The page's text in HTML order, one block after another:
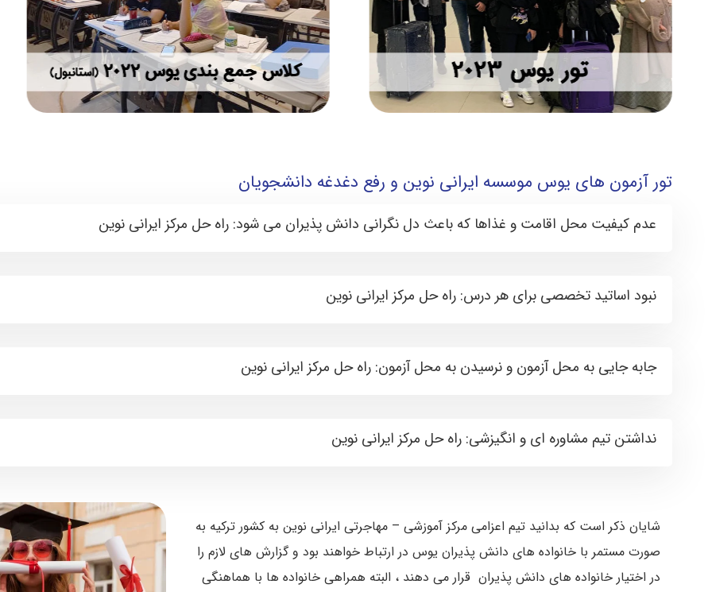
تور آزمون های یوس موسسه ایرانی نوین و رفع دغدغه دانشجویان
عدم کیفیت محل اقامت و غذاها که باعث دل نگرانی دانش پذیران می شود: راه حل مرکز ایرانی نوین
نبود اساتید تخصصی برای هر درس: راه حل مرکز ایرانی نوین
جابه جایی به محل آزمون و نرسیدن به محل آزمون: راه حل مرکز ایرانی نوین
نداشتن تیم مشاوره ای و انگیزشی: راه حل مرکز ایرانی نوین
شایان ذکر است که بدانید تیم اعزامی مرکز آموزشی – مهاجرتی ایرانی نوین به کشور ترکیه به
صورت مستمر با خانواده های دانش پذیران یوس در ارتباط خواهند بود و گزارش های لازم را
در اختیار خانواده های دانش پذیران قرار می دهند ، البته همراهی خانواده ها با هماهنگی